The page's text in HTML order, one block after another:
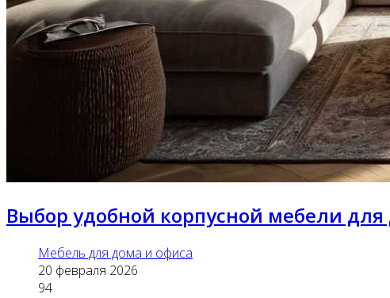
Выбор удобной корпусной мебели
Мебель для дома и офиса
20 февраля 2026
94